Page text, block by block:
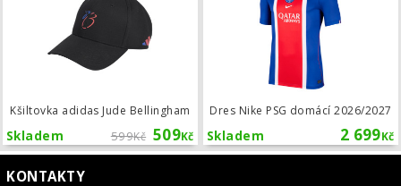
Kšiltovka adidas Jude Bellingham
599Kč 509Kč
Skladem
Dres Nike PSG domácí 2026/2027
2 699Kč
Skladem
KONTAKTY